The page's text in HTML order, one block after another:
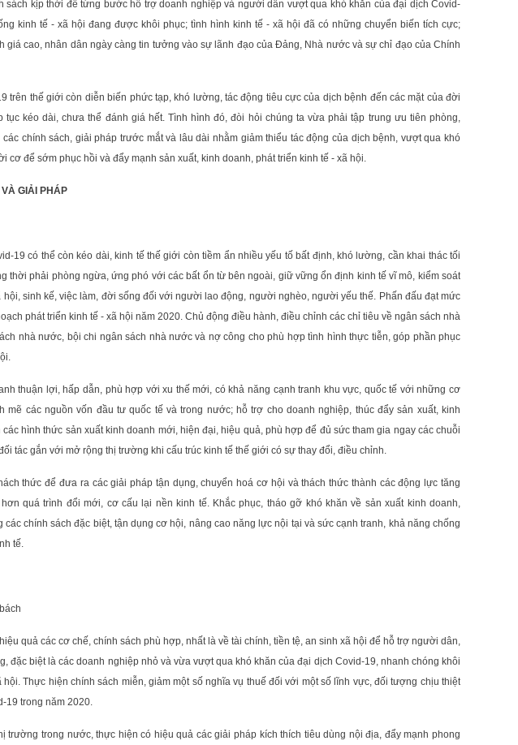
sách kịp thời để từng bước hỗ trợ doanh nghiệp và người dân vượt qua khó khăn của đại dịch Covid-
kinh tế - xã hội đang được khôi phục; tình hình kinh tế - xã hội đã có những chuyển biến tích cực;
giá cao, nhân dân ngày càng tin tưởng vào sự lãnh đạo của Đảng, Nhà nước và sự chỉ đạo của Chính
trên thế giới còn diễn biến phức tạp, khó lường, tác động tiêu cực của dịch bệnh đến các mặt của đời
tục kéo dài, chưa thể đánh giá hết. Tình hình đó, đòi hỏi chúng ta vừa phải tập trung ưu tiên phòng,
chính sách, giải pháp trước mắt và lâu dài nhằm giảm thiểu tác động của dịch bệnh, vượt qua khó
cơ để sớm phục hồi và đẩy mạnh sản xuất, kinh doanh, phát triển kinh tế - xã hội.
GIẢI PHÁP
19 có thể còn kéo dài, kinh tế thế giới còn tiềm ẩn nhiều yếu tố bất định, khó lường, cần khai thác tối
thời phải phòng ngừa, ứng phó với các bất ổn từ bên ngoài, giữ vững ổn định kinh tế vĩ mô, kiểm soát
hội, sinh kế, việc làm, đời sống đối với người lao động, người nghèo, người yếu thế. Phấn đấu đạt mức
phát triển kinh tế - xã hội năm 2020. Chủ động điều hành, điều chỉnh các chỉ tiêu về ngân sách nhà
nhà nước, bội chi ngân sách nhà nước và nợ công cho phù hợp tình hình thực tiễn, góp phần phục
thuận lợi, hấp dẫn, phù hợp với xu thế mới, có khả năng cạnh tranh khu vực, quốc tế với những cơ
mẽ các nguồn vốn đầu tư quốc tế và trong nước; hỗ trợ cho doanh nghiệp, thúc đẩy sản xuất, kinh
hình thức sản xuất kinh doanh mới, hiện đại, hiệu quả, phù hợp để đủ sức tham gia ngay các chuỗi
tác gắn với mở rộng thị trường khi cấu trúc kinh tế thế giới có sự thay đổi, điều chỉnh.
thức để đưa ra các giải pháp tận dụng, chuyển hoá cơ hội và thách thức thành các động lực tăng
quá trình đổi mới, cơ cấu lại nền kinh tế. Khắc phục, tháo gỡ khó khăn về sản xuất kinh doanh,
chính sách đặc biệt, tận dụng cơ hội, nâng cao năng lực nội tại và sức cạnh tranh, khả năng chống
tế.
quả các cơ chế, chính sách phù hợp, nhất là về tài chính, tiền tệ, an sinh xã hội để hỗ trợ người dân,
đặc biệt là các doanh nghiệp nhỏ và vừa vượt qua khó khăn của đại dịch Covid-19, nhanh chóng khôi
hội. Thực hiện chính sách miễn, giảm một số nghĩa vụ thuế đối với một số lĩnh vực, đối tượng chịu thiệt
19 trong năm 2020.
trường trong nước, thực hiện có hiệu quả các giải pháp kích thích tiêu dùng nội địa, đẩy mạnh phong